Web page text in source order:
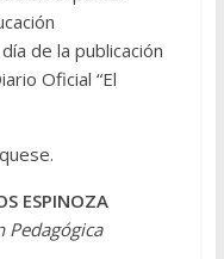
de la publicación
Oficial “El
ESPINOZA
Pedagógica